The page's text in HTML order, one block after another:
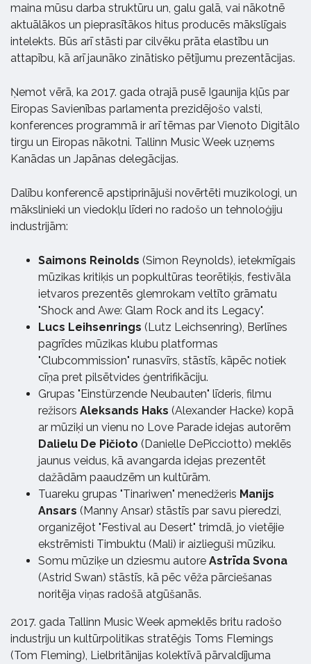
maina mūsu darba struktūru un, galu galā, vai nākotnē
aktuālākos un pieprasītākos hitus producēs mākslīgais
intelekts. Būs arī stāsti par cilvēku prāta elastību un
attapību, kā arī jaunāko zinātisko pētījumu prezentācijas.
Ņemot vērā, ka 2017. gada otrajā pusē Igaunija kļūs par
Eiropas Savienības parlamenta prezidējošo valsti,
konferences programmā ir arī tēmas par Vienoto Digitālo
tirgu un Eiropas nākotni. Tallinn Music Week uzņems
Kanādas un Japānas delegācijas.
Dalību konferencē apstiprinājuši novērtēti muzikologi, un
mākslinieki un viedokļu līderi no radošo un tehnoloģiju
industrijām:
Saimons Reinolds (Simon Reynolds), ietekmīgais
mūzikas kritiķis un popkultūras teorētiķis, festivāla
ietvaros prezentēs glemrokam veltīto grāmatu
"Shock and Awe: Glam Rock and its Legacy".
Lucs Leihsenrings (Lutz Leichsenring), Berlīnes
pagrīdes mūzikas klubu platformas
"Clubcommission" runasvīrs, stāstīs, kāpēc notiek
cīņa pret pilsētvides ģentrifikāciju.
Grupas "Einstürzende Neubauten" līderis, filmu
režisors Aleksands Haks (Alexander Hacke) kopā
ar mūziķi un vienu no Love Parade idejas autorēm
Dalielu De Pičioto (Danielle DePicciotto) meklēs
jaunus veidus, kā avangarda idejas prezentēt
dažādām paaudzēm un kultūrām.
Tuareku grupas "Tinariwen" menedžeris Manijs
Ansars (Manny Ansar) stāstīs par savu pieredzi,
organizējot "Festival au Desert" trimdā, jo vietējie
ekstrēmisti Timbuktu (Mali) ir aizlieguši mūziku.
Somu mūziķe un dziesmu autore Astrīda Svona
(Astrid Swan) stāstīs, kā pēc vēža pārciešanas
noritēja viņas radošā atgūšanās.
2017. gada Tallinn Music Week apmeklēs britu radošo
industriju un kultūrpolitikas stratēģis Toms Flemings
(Tom Fleming), Lielbritānijas kolektīvā pārvaldījuma